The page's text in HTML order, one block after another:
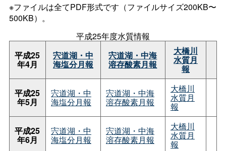
※ファイルは全てPDF形式です（ファイルサイズ200KB〜
500KB）。
平成25年度水質情報
平成25
年4月
宍道湖・中
海塩分月報
宍道湖・中海
溶存酸素月報
大橋川
水質月
報
平成25
年5月
宍道湖・中
海塩分月報
宍道湖・中海
溶存酸素月報
大橋川
水質月
報
平成25
年6月
宍道湖・中
海塩分月報
宍道湖・中海
溶存酸素月報
大橋川
水質月
報